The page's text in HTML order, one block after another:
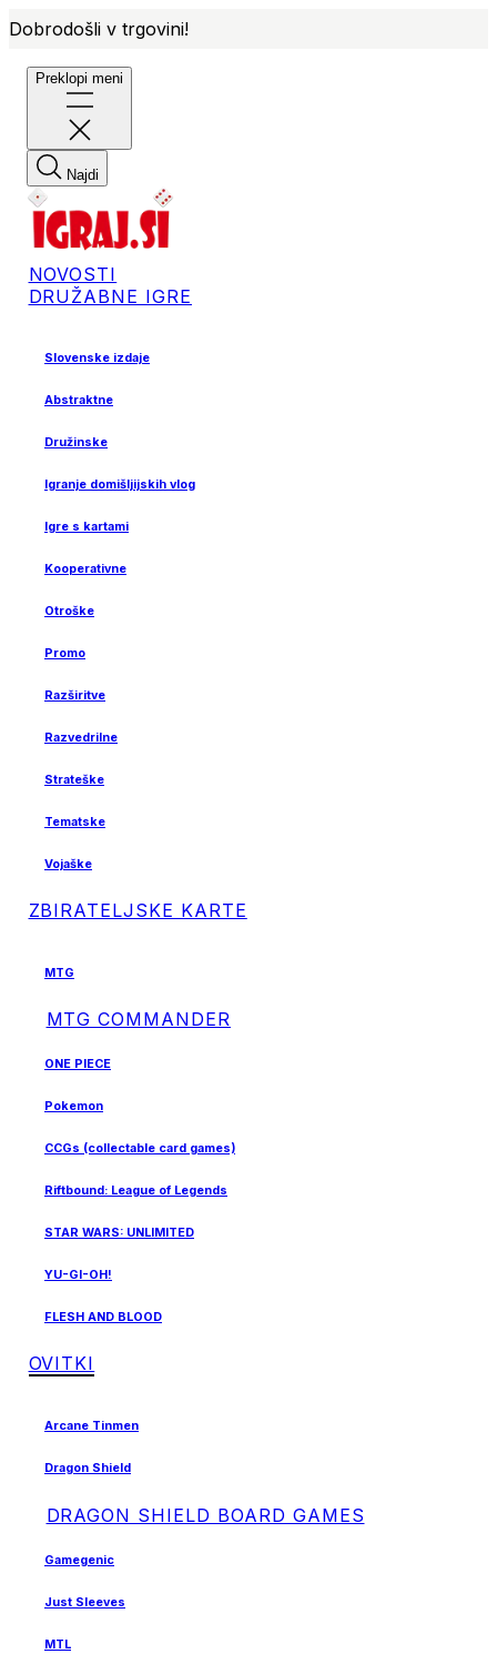
Dobrodošli v trgovini!
Preklopi meni
Najdi
NOVOSTI
DRUŽABNE IGRE
Slovenske izdaje
Abstraktne
Družinske
Igranje domišljijskih vlog
Igre s kartami
Kooperativne
Otroške
Promo
Razširitve
Razvedrilne
Strateške
Tematske
Vojaške
ZBIRATELJSKE KARTE
MTG
MTG COMMANDER
ONE PIECE
Pokemon
CCGs (collectable card games)
Riftbound: League of Legends
STAR WARS: UNLIMITED
YU-GI-OH!
FLESH AND BLOOD
OVITKI
Arcane Tinmen
Dragon Shield
DRAGON SHIELD BOARD GAMES
Gamegenic
Just Sleeves
MTL